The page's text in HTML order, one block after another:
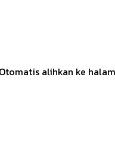
Otomatis alihkan ke